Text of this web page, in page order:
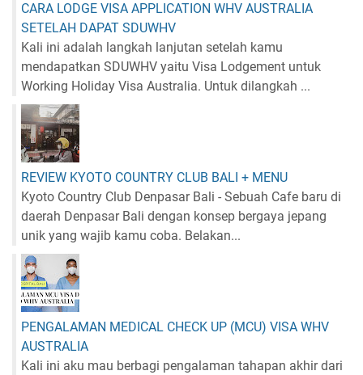
CARA LODGE VISA APPLICATION WHV AUSTRALIA
SETELAH DAPAT SDUWHV
Kali ini adalah langkah lanjutan setelah kamu
mendapatkan SDUWHV yaitu Visa Lodgement untuk
Working Holiday Visa Australia. Untuk dilangkah ...
REVIEW KYOTO COUNTRY CLUB BALI + MENU
Kyoto Country Club Denpasar Bali - Sebuah Cafe baru di
daerah Denpasar Bali dengan konsep bergaya jepang
unik yang wajib kamu coba. Belakan...
PENGALAMAN MEDICAL CHECK UP (MCU) VISA WHV
AUSTRALIA
Kali ini aku mau berbagi pengalaman tahapan akhir dari